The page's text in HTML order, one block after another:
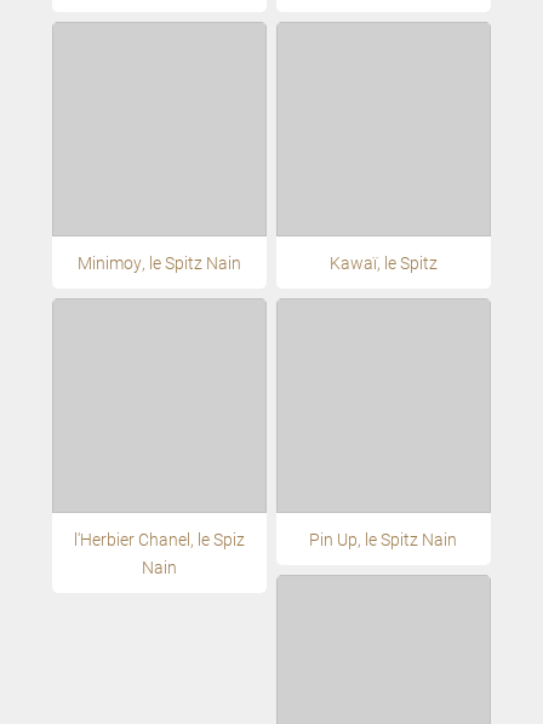
Minimoy, le Spitz Nain Kawaï, le Spitz
l'Herbier Chanel, le Spiz
Nain
Pin Up, le Spitz Nain